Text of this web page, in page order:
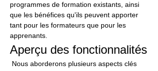
programmes de formation existants, ainsi
que les bénéfices qu'ils peuvent apporter
tant pour les formateurs que pour les
apprenants.
Aperçu des fonctionnalités